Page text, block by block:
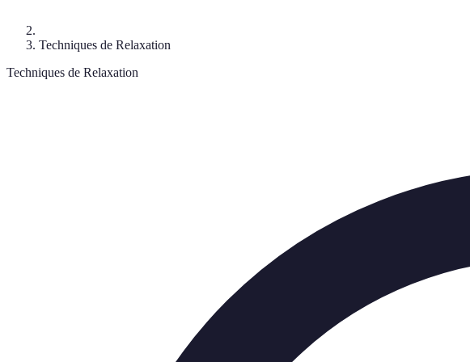
Techniques de Relaxation
Techniques de Relaxation